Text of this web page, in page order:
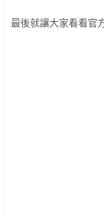
最後就讓大家看看官